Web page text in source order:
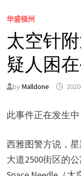
华盛顿州
太空针
疑人困
by Malldone
此事件正在发生中
西雅图警方说，
大道2500街区的